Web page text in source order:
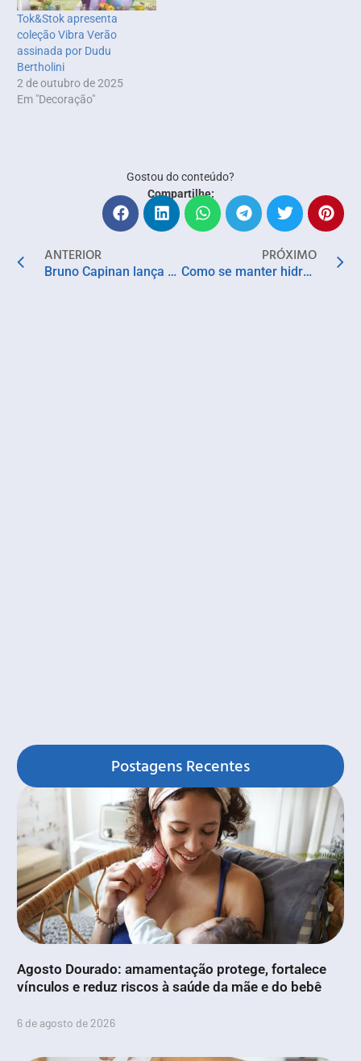
Tok&Stok apresenta
coleção Vibra Verão
assinada por Dudu
Bertholini
2 de outubro de 2025
Em "Decoração"
Gostou do conteúdo?
Compartilhe:
ANTERIOR
Bruno Capinan lança segundo single -“Me Leva” e homenageia Salvador
PRÓXIMO
Como se manter hidratado mesmo não gostando de tomar água
Postagens Recentes
Agosto Dourado: amamentação protege, fortalece
vínculos e reduz riscos à saúde da mãe e do bebê
6 de agosto de 2026